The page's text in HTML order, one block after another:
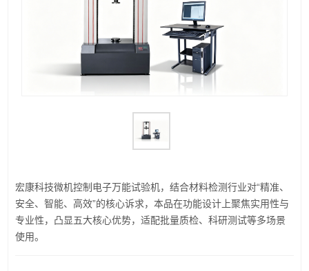
宏康科技微机控制电子万能试验机，结合材料检测行业对“精准、
安全、智能、高效”的核心诉求，本品在功能设计上聚焦实用性与
专业性，凸显五大核心优势，适配批量质检、科研测试等多场景
使用。